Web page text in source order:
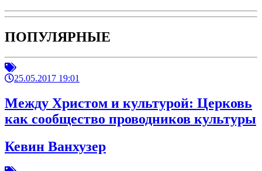
ПОПУЛЯРНЫЕ
25.05.2017 19:01
Между Христом и культурой: Церковь
как сообщество проводников культуры
Кевин Ванхузер